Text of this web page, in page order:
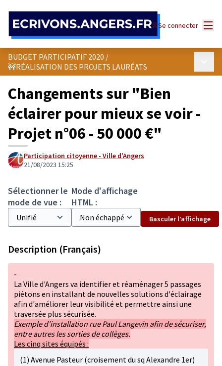
Se connecter
BUDGET PARTICIPATIF 2020 /
🚧RÉALISATION DES PROJETS LAURÉATS
Changements sur "Bien
éclairer pour mieux se voir -
Projet n°06 - 50 000 €"
Participation citoyenne - Ville d'Angers
21/08/2023 15:25
Sélectionner le
mode de vue :
Mode d'affichage
HTML :
Basculer l’affichage
Description (Français)
-
La Ville d'Angers va identifier et réaménager 5 passages
piétons en installant de nouvelles solutions d'éclairage
afin d'améliorer leur visibilité et permettre ainsi une
traversée plus sécurisée.
Exemple d'installation rue Paul Langevin afin de sécuriser,
entre autres les sorties de collèges.
Les cinq sites équipés :
(1) Avenue Pasteur (croisement du sq Alexandre 1er)